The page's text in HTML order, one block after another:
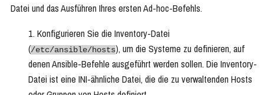
Datei und das Ausführen Ihres ersten Ad-hoc-Befehls.
Konfigurieren Sie die Inventory-Datei
(/etc/ansible/hosts), um die Systeme zu definieren, auf
denen Ansible-Befehle ausgeführt werden sollen. Die Inventory-
Datei ist eine INI-ähnliche Datei, die die zu verwaltenden Hosts